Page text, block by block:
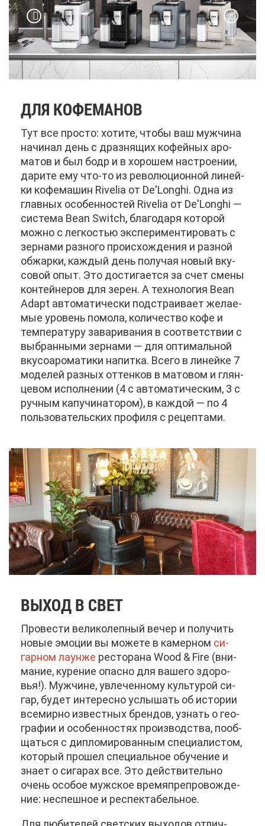
ДЛЯ КО­ФЕ­МА­НОВ
Тут все про­сто: хо­ти­те, что­бы ваш муж­чи­на
на­чи­нал день с драз­ня­щих ко­фей­ных аро­
ма­тов и был бодр и в хо­ро­шем на­стро­е­нии,
да­ри­те ему что-то из ре­во­лю­ци­он­ной ли­ней­
ки ко­фе­ма­шин Rivelia от De'Longhi. Од­на из
глав­ных осо­бен­но­стей Rivelia от De'Longhi —
си­сте­ма Bean Switch, бла­го­да­ря ко­то­рой
мож­но с лег­ко­стью экс­пе­ри­мен­ти­ро­вать с
зер­на­ми раз­но­го про­ис­хож­де­ния и раз­ной
об­жар­ки, каж­дый день по­лу­чая но­вый вку­
со­вой опыт. Это до­сти­га­ет­ся за счет сме­ны
кон­тей­не­ров для зе­рен. А тех­но­ло­гия Bean
Adapt ав­то­ма­ти­че­ски под­стра­и­ва­ет же­ла­е­
мые уро­вень по­мо­ла, ко­ли­че­ство ко­фе и
тем­пе­ра­ту­ру за­ва­ри­ва­ния в со­от­вет­ствии с
вы­бран­ны­ми зер­на­ми — для оп­ти­маль­ной
вку­со­аро­ма­ти­ки на­пит­ка. Все­го в ли­ней­ке 7
мо­де­лей раз­ных от­тен­ков в ма­то­вом и глян­
це­вом ис­пол­не­нии (4 с ав­то­ма­ти­че­ским, 3 с
руч­ным ка­пу­чи­на­то­ром), в каж­дой — по 4
поль­зо­ва­тель­ских про­фи­ля с ре­цеп­та­ми.
ВЫ­ХОД В СВЕТ
Про­ве­сти ве­ли­ко­леп­ный ве­чер и по­лу­чить
но­вые эмо­ции вы мо­же­те в ка­мер­ном си­
гар­ном ла­у­н­же ре­сто­ра­на Wood & Fire (вни­
ма­ние, ку­ре­ние опас­но для ва­ше­го здо­ро­
вья!). Муж­чине, увле­чен­но­му куль­ту­рой си­
гар, бу­дет ин­те­рес­но услы­шать об ис­то­рии
все­мир­но из­вест­ных брен­дов, узнать о гео­
гра­фии и осо­бен­но­стях про­из­вод­ства, по­об­
щать­ся с ди­пло­ми­ро­ван­ным спе­ци­а­ли­стом,
ко­то­рый про­шел спе­ци­аль­ное обу­че­ние и
зна­ет о си­га­рах все. Это дей­стви­тель­но
очень осо­бое муж­ское вре­мя­пре­про­вож­де­
ние: неспеш­ное и ре­спек­та­бель­ное.